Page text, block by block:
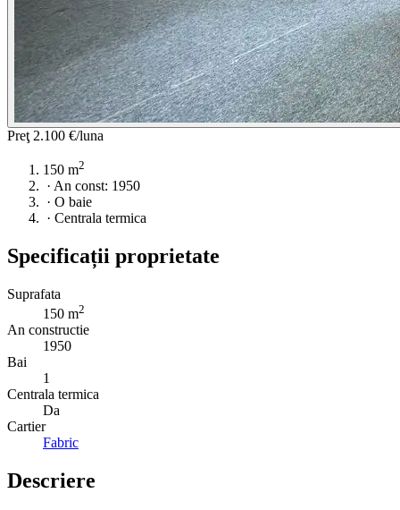
Preţ 2.100 €/luna
150 m2
· An const: 1950
· O baie
· Centrala termica
Specificații proprietate
Suprafata
150 m2
An constructie
1950
Bai
1
Centrala termica
Da
Cartier
Fabric
Descriere